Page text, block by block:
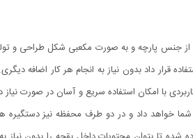
از جنس پارچه و به صورت مکعبی شکل طراحی و
قرار داد بدون نیاز به انجام هر کار اضافه
با امکان استفاده سریع و آسان در صورت
خواهد داد و در دو طرف محفظه نیز دستگیره